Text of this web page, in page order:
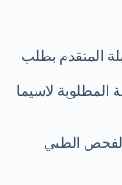
المتقدم بطلب
لاسيما
الطبي